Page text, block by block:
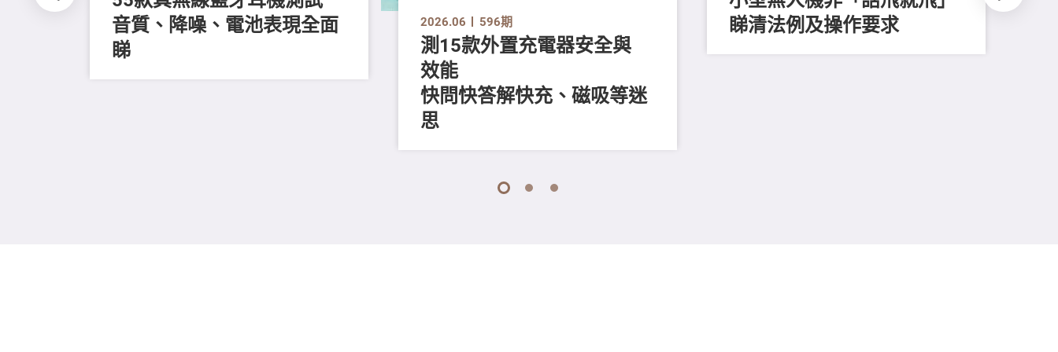
音質、降噪、電池表現全面
睇
2026.06 596期
測15款外置充電器安全與
效能
快問快答解快充、磁吸等迷
思
睇清法例及操作要求
1 2 3